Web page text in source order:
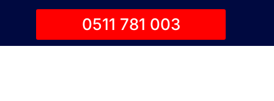
0511 781 003